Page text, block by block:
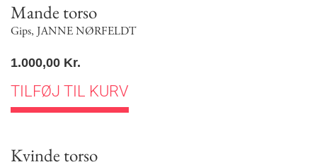
Mande torso
Gips, JANNE NØRFELDT
1.000,00 Kr.
TILFØJ TIL KURV
Kvinde torso